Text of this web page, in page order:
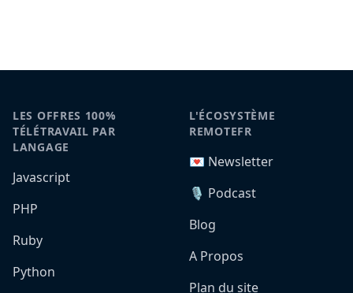
LES OFFRES 100%
TÉLÉTRAVAIL PAR
LANGAGE
Javascript
PHP
Ruby
Python
L'ÉCOSYSTÈME
REMOTEFR
💌 Newsletter
🎙️ Podcast
Blog
A Propos
Plan du site